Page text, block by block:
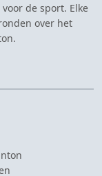
de sport. Elke
over het